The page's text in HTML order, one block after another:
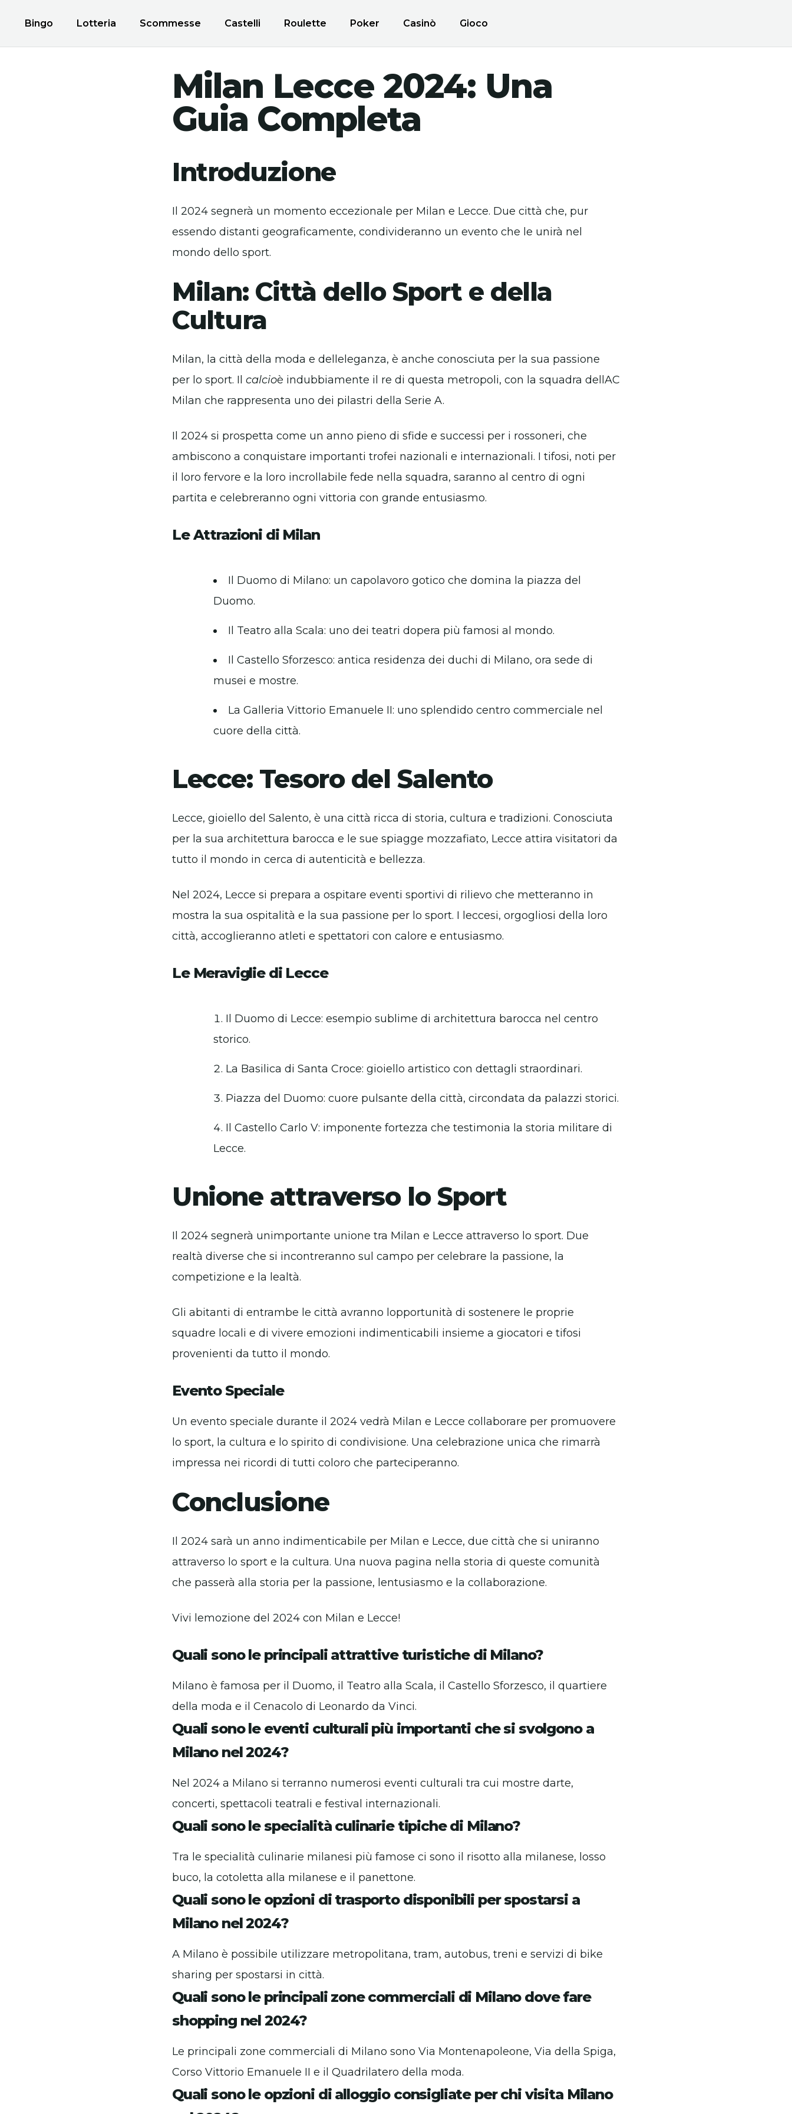
Bingo Lotteria Scommesse Castelli Roulette Poker Casinò Gioco
Milan Lecce 2024: Una
Guia Completa
Introduzione
Il 2024 segnerà un momento eccezionale per Milan e Lecce. Due città che, pur
essendo distanti geograficamente, condivideranno un evento che le unirà nel
mondo dello sport.
Milan: Città dello Sport e della
Cultura
Milan, la città della moda e delleleganza, è anche conosciuta per la sua passione
per lo sport. Il calcioè indubbiamente il re di questa metropoli, con la squadra dellAC
Milan che rappresenta uno dei pilastri della Serie A.
Il 2024 si prospetta come un anno pieno di sfide e successi per i rossoneri, che
ambiscono a conquistare importanti trofei nazionali e internazionali. I tifosi, noti per
il loro fervore e la loro incrollabile fede nella squadra, saranno al centro di ogni
partita e celebreranno ogni vittoria con grande entusiasmo.
Le Attrazioni di Milan
Il Duomo di Milano: un capolavoro gotico che domina la piazza del
Duomo.
Il Teatro alla Scala: uno dei teatri dopera più famosi al mondo.
Il Castello Sforzesco: antica residenza dei duchi di Milano, ora sede di
musei e mostre.
La Galleria Vittorio Emanuele II: uno splendido centro commerciale nel
cuore della città.
Lecce: Tesoro del Salento
Lecce, gioiello del Salento, è una città ricca di storia, cultura e tradizioni. Conosciuta
per la sua architettura barocca e le sue spiagge mozzafiato, Lecce attira visitatori da
tutto il mondo in cerca di autenticità e bellezza.
Nel 2024, Lecce si prepara a ospitare eventi sportivi di rilievo che metteranno in
mostra la sua ospitalità e la sua passione per lo sport. I leccesi, orgogliosi della loro
città, accoglieranno atleti e spettatori con calore e entusiasmo.
Le Meraviglie di Lecce
Il Duomo di Lecce: esempio sublime di architettura barocca nel centro
storico.
La Basilica di Santa Croce: gioiello artistico con dettagli straordinari.
Piazza del Duomo: cuore pulsante della città, circondata da palazzi storici.
Il Castello Carlo V: imponente fortezza che testimonia la storia militare di
Lecce.
Unione attraverso lo Sport
Il 2024 segnerà unimportante unione tra Milan e Lecce attraverso lo sport. Due
realtà diverse che si incontreranno sul campo per celebrare la passione, la
competizione e la lealtà.
Gli abitanti di entrambe le città avranno lopportunità di sostenere le proprie
squadre locali e di vivere emozioni indimenticabili insieme a giocatori e tifosi
provenienti da tutto il mondo.
Evento Speciale
Un evento speciale durante il 2024 vedrà Milan e Lecce collaborare per promuovere
lo sport, la cultura e lo spirito di condivisione. Una celebrazione unica che rimarrà
impressa nei ricordi di tutti coloro che parteciperanno.
Conclusione
Il 2024 sarà un anno indimenticabile per Milan e Lecce, due città che si uniranno
attraverso lo sport e la cultura. Una nuova pagina nella storia di queste comunità
che passerà alla storia per la passione, lentusiasmo e la collaborazione.
Vivi lemozione del 2024 con Milan e Lecce!
Quali sono le principali attrattive turistiche di Milano?
Milano è famosa per il Duomo, il Teatro alla Scala, il Castello Sforzesco, il quartiere
della moda e il Cenacolo di Leonardo da Vinci.
Quali sono le eventi culturali più importanti che si svolgono a
Milano nel 2024?
Nel 2024 a Milano si terranno numerosi eventi culturali tra cui mostre darte,
concerti, spettacoli teatrali e festival internazionali.
Quali sono le specialità culinarie tipiche di Milano?
Tra le specialità culinarie milanesi più famose ci sono il risotto alla milanese, losso
buco, la cotoletta alla milanese e il panettone.
Quali sono le opzioni di trasporto disponibili per spostarsi a
Milano nel 2024?
A Milano è possibile utilizzare metropolitana, tram, autobus, treni e servizi di bike
sharing per spostarsi in città.
Quali sono le principali zone commerciali di Milano dove fare
shopping nel 2024?
Le principali zone commerciali di Milano sono Via Montenapoleone, Via della Spiga,
Corso Vittorio Emanuele II e il Quadrilatero della moda.
Quali sono le opzioni di alloggio consigliate per chi visita Milano